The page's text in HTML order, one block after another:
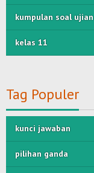
kumpulan soal ujian
kelas 11
Tag Populer
kunci jawaban
pilihan ganda